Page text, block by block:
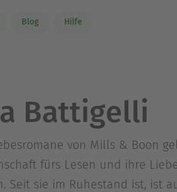
Blog Hilfe
Battigelli
von Mills & Boon
fürs Lesen und ihre
Seit sie im Ruhestand ist, ist